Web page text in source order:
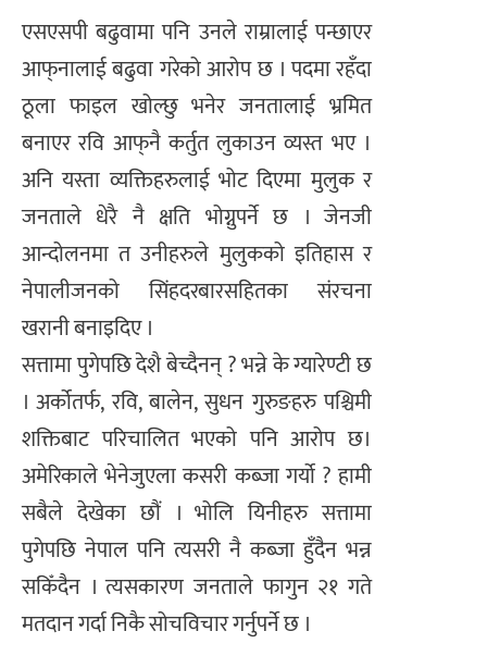
एसएसपी बढुवामा पनि उनले राम्रालाई पन्छाएर
आफ्‌नालाई बढुवा गरेको आरोप छ । पदमा रहँदा
ठूला फाइल खोल्छु भनेर जनतालाई भ्रमित
बनाएर रवि आफ्‌नै कर्तुत लुकाउन व्यस्त भए ।
अनि यस्ता व्यक्तिहरुलाई भोट दिएमा मुलुक र
जनताले धेरै नै क्षति भोग्नुपर्ने छ । जेनजी
आन्दोलनमा त उनीहरुले मुलुकको इतिहास र
नेपालीजनको सिंहदरबारसहितका संरचना
खरानी बनाइदिए ।
सत्तामा पुगेपछि देशै बेच्दैनन् ? भन्ने के ग्यारेण्टी छ
। अर्कोतर्फ, रवि, बालेन, सुधन गुरुङहरु पश्चिमी
शक्तिबाट परिचालित भएको पनि आरोप छ।
अमेरिकाले भेनेजुएला कसरी कब्जा गर्यो ? हामी
सबैले देखेका छौं । भोलि यिनीहरु सत्तामा
पुगेपछि नेपाल पनि त्यसरी नै कब्जा हुँदैन भन्न
सकिँदैन । त्यसकारण जनताले फागुन २१ गते
मतदान गर्दा निकै सोचविचार गर्नुपर्ने छ ।